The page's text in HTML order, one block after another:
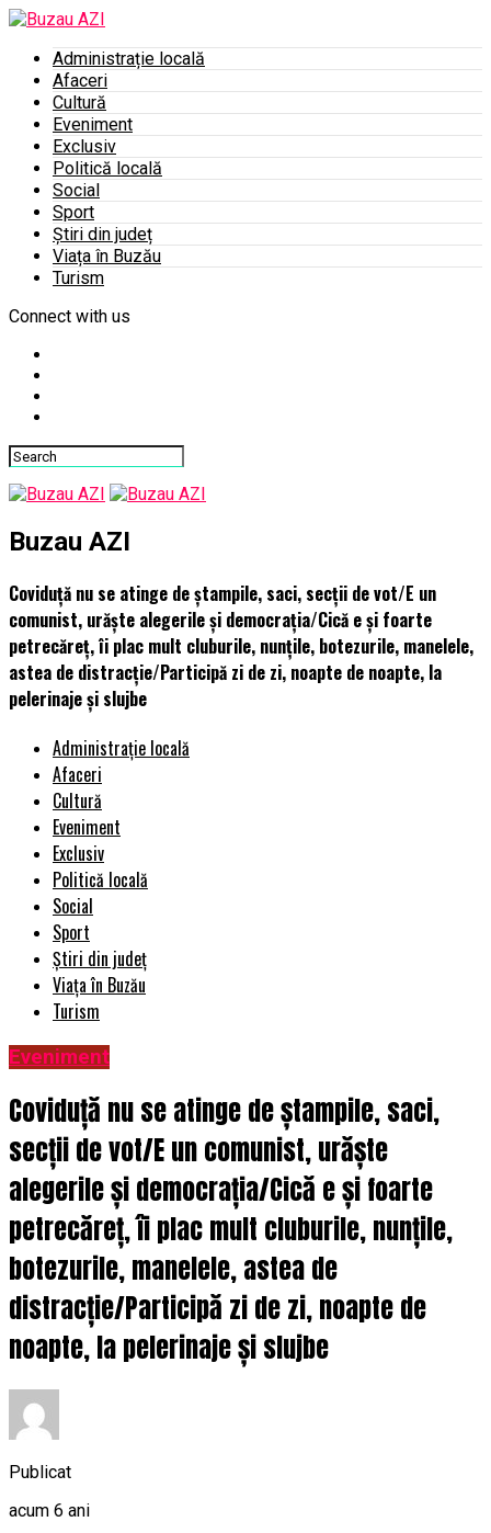
Administrație locală
Afaceri
Cultură
Eveniment
Exclusiv
Politică locală
Social
Sport
Știri din județ
Viața în Buzău
Turism
Connect with us
Buzau AZI
Coviduță nu se atinge de ștampile, saci, secții de vot/E un
comunist, urăște alegerile și democrația/Cică e și foarte
petrecăreț, îi plac mult cluburile, nunțile, botezurile, manelele,
astea de distracție/Participă zi de zi, noapte de noapte, la
pelerinaje și slujbe
Administrație locală
Afaceri
Cultură
Eveniment
Exclusiv
Politică locală
Social
Sport
Știri din județ
Viața în Buzău
Turism
Eveniment
Coviduță nu se atinge de ștampile, saci,
secții de vot/E un comunist, urăște
alegerile și democrația/Cică e și foarte
petrecăreț, îi plac mult cluburile, nunțile,
botezurile, manelele, astea de
distracție/Participă zi de zi, noapte de
noapte, la pelerinaje și slujbe
Publicat
acum 6 ani